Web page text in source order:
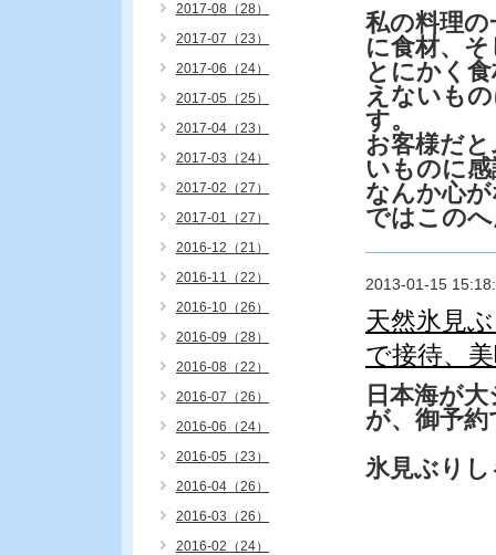
私の料理
に食材、
とにかく
えないも
す。
お客様だ
いものに
なんか心
ではこの
2013-01-15
天然氷見
で接待、
日本海が
が、御予約
氷見ぶり
2017-08（28）
2017-07（23）
2017-06（24）
2017-05（25）
2017-04（23）
2017-03（24）
2017-02（27）
2017-01（27）
2016-12（21）
2016-11（22）
2016-10（26）
2016-09（28）
2016-08（22）
2016-07（26）
2016-06（24）
2016-05（23）
2016-04（26）
2016-03（26）
2016-02（24）